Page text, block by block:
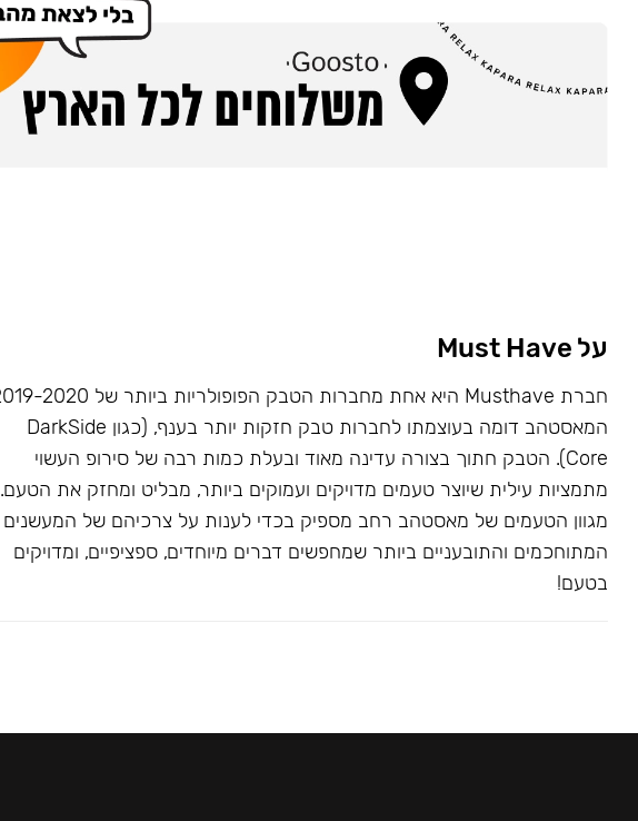
על Must Have
המאסטהב דומה בעוצמתו לחברות טבק חזקות יותר בענף, (כגון DarkSide
Core). הטבק חתוך בצורה עדינה מאוד ובעלת כמות רבה של סירופ העשוי
מתמציות עילית שיוצר טעמים מדויקים ועמוקים ביותר, מבליט ומחזק את הטעם.
מגוון הטעמים של מאסטהב רחב מספיק בכדי לענות על צרכיהם של המעשנים
המתוחכמים והתובעניים ביותר שמחפשים דברים מיוחדים, ספציפיים, ומדויקים
בטעם!